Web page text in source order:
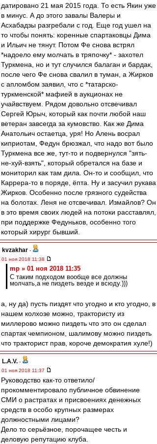
датировано 21 мая 2015 года. То есть Якин уже
в минус. А до этого завалы Валеры и
Асхабадзы разгребали с год. Еще год ушел на
то чтобы понять: коренные спартаковцы Дима
и Ильич не тянут. Потом Фе снова встрял
*надоело ему молчать в тряпочку* - захотел
Туркмена, но и тут случился балаган и бардак,
после чего Фе снова свалил в туман, а Жирков
с апломбом заявил, что с *татарско-
туркменской* мафией в аукционах не
учайвствуем. Рядом довольно отсвечивал
Сергей Юрыч, который как почти любой наш
ветеран завсегда за кумовство. Как же Дима
Анатольич остаетца, уря! Но Алень восрал
киприотам, Федун брюзжал, что надо вот было
Туркмена все же, тут-то и подвернулся "зять-
не-хуй-взять", который обретался на базе и
мониторил как там дила. Он-то и сообщил, что
Каррера-то в поряде, ёпта. Ну и засучил рукава
Жирков. Особенно после грязного судейства
на болотах. Леня не отсвечивал. Измайлов? Он
в это время своих людей на потоки расставлял,
при поддержке Федуньков, особенно того
который хирург бывший.
kvzakhar -
01 ноя 2018 11:38
mp » 01 ноя 2018 11:35
С таким подходом вообще все должны
молчать,а не пиздеть везде и всюду.)))
а, ну да) пусть пиздят что угодно и кто угодно, в
нашем колхозе можно, трактористу из
миллерово можно пиздеть что это он сделал
спартак чемпионом, шалимову можно пиздеть
что тракторист прав, короче демократия хуле!)
L.А.V. -
01 ноя 2018 11:37
Руководство как-то ответило/
прокомментировало публичное обвинение
СМИ о растратах и присвоениях денежных
средств в особо крупных размерах
должностными лицами?
Дело то серьёзное, порочащее честь и
деловую репутацию клуба.